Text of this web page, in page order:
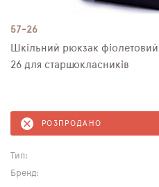
57-26
Шкільний рюкзак
26 для старшокласників
РОЗПРОДАНО
Тип:
Бренд: